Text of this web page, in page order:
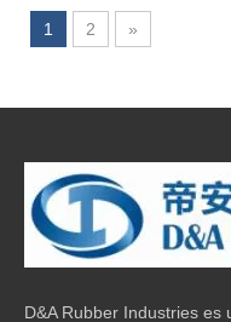
1 2 »
D&A Rubber Industries